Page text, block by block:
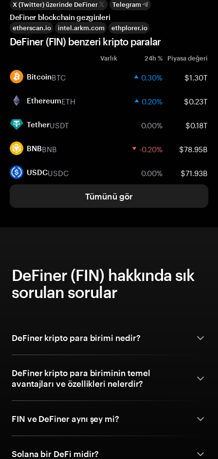
X (Twitter) üzerinde DeFiner Telegram
DeFiner blockchain gezginleri
etherscan.io intel.arkm.com ethplorer.io
DeFiner (FIN) benzeri kripto paralar
Varlık 24h % Piyasa değeri
BitcoinBTC 0.30% $1.30T
EthereumETH 0.20% $0.23T
TetherUSDT 0.00% $0.18T
BNBBNB -0.20% $78.95B
USDCUSDC 0.00% $71.93B
Tümünü gör
DeFiner (FIN) hakkında sık
sorulan sorular
DeFiner kripto para birimi nedir?
DeFiner kripto para biriminin temel
avantajları ve özellikleri nelerdir?
FIN ve DeFiner aynı şey mi?
Solana bir DeFi midir?